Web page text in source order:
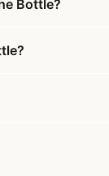
Bottle?